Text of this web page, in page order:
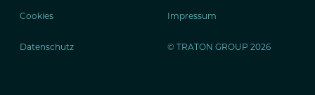
Cookies Impressum
Datenschutz © TRATON GROUP 2026